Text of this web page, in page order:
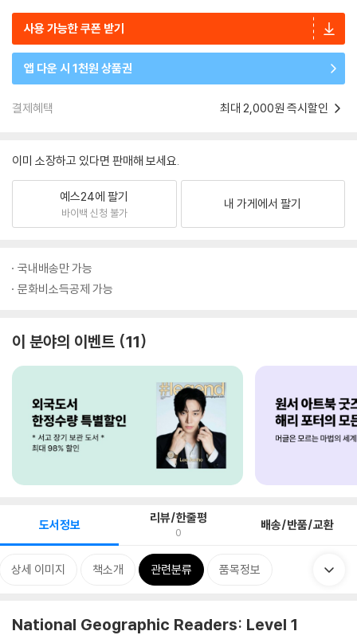
사용 가능한 쿠폰 받기
앱 다운 시 1천원 상품권
결제혜택 최대 2,000원 즉시할인
이미 소장하고 있다면 판매해 보세요.
예스24에 팔기
바이백 신청 불가
내 가게에서 팔기
국내배송만 가능
문화비소득공제 가능
이 분야의 이벤트 11
도서정보 리뷰/한줄평
0 배송/반품/교환
상세 이미지 책소개 관련분류 품목정보
National Geographic Readers: Level 1